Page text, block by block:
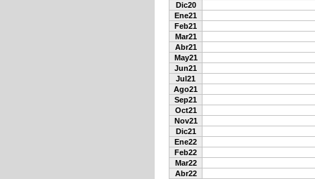
Dic20
Ene21
Feb21
Mar21
Abr21
May21
Jun21
Jul21
Ago21
Sep21
Oct21
Nov21
Dic21
Ene22
Feb22
Mar22
Abr22